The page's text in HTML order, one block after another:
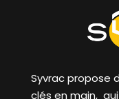
Syvrac propose
clés en main,